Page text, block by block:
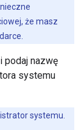
że masz
podaj nazwę
systemu
systemu.